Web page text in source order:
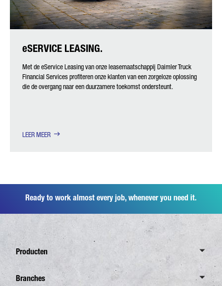
eSERVICE LEASING.
Met de eService Leasing van onze leasemaatschappij Daimler Truck
Financial Services profiteren onze klanten van een zorgeloze oplossing
die de overgang naar een duurzamere toekomst ondersteunt.
LEER MEER
Ready to work almost every job, whenever you need it.
Producten
Overzicht Canter
Branches